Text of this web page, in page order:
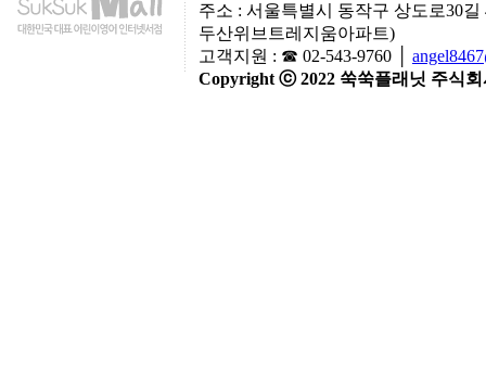
주소 : 서울특별시 동작구 상도로30
두산위브트레지움아파트)
고객지원 : ☎ 02-543-9760 │
Copyright ⓒ 2022 쑥쑥플래닛 주식회